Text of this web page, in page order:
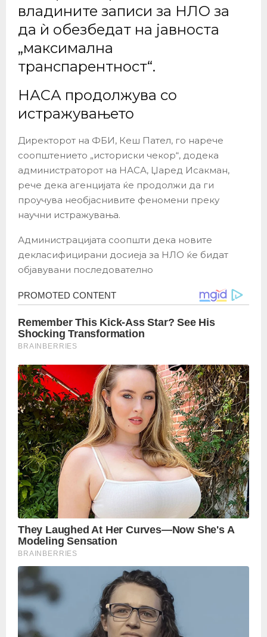
владините записи за НЛО за
да ѝ обезбедат на јавноста
„максимална
транспарентност“.
НАСА продолжува со
истражувањето
Директорот на ФБИ, Кеш Пател, го нарече
соопштението „историски чекор“, додека
администраторот на НАСА, Џаред Исакман,
рече дека агенцијата ќе продолжи да ги
проучува необјаснивите феномени преку
научни истражувања.
Администрацијата соопшти дека новите
декласифицирани досиеја за НЛО ќе бидат
објавувани последователно